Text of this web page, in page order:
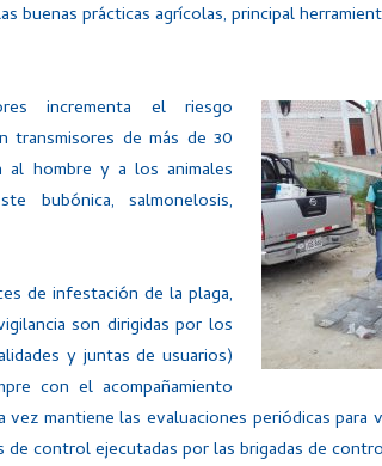
buenas prácticas agrícolas, principal
incrementa el riesgo
transmisores de más de 30
al hombre y a los animales
bubónica, salmonelosis,
de infestación de la plaga,
son dirigidas por los
y juntas de usuarios)
con el acompañamiento
vez mantiene las evaluaciones periódicas para
de control ejecutadas por las brigadas de